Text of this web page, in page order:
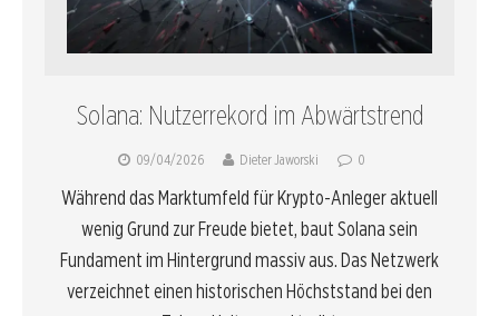
Solana: Nutzerrekord im Abwärtstrend
09/04/2026 Dieter Jaworski 0
Während das Marktumfeld für Krypto-Anleger aktuell
wenig Grund zur Freude bietet, baut Solana sein
Fundament im Hintergrund massiv aus. Das Netzwerk
verzeichnet einen historischen Höchststand bei den